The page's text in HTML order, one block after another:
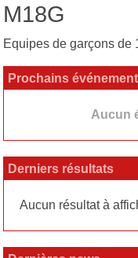
M18G
Equipes de garçons de
Prochains
Aucun
Derniers résultats
Aucun résultat à